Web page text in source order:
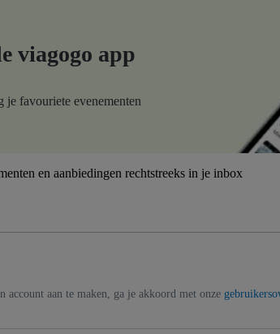
viagogo app
je favouriete evenementen
en aanbiedingen rechtstreeks in je inbox
account aan te maken, ga je akkoord met onze